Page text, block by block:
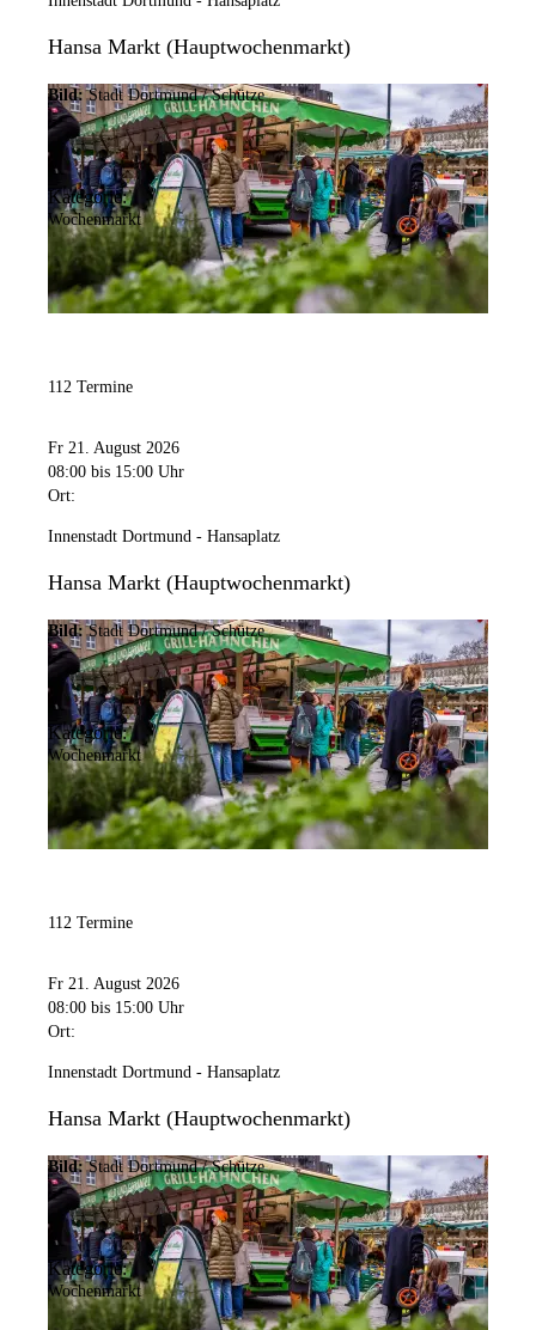
Hansa Markt (Hauptwochenmarkt)
Bild: Stadt Dortmund / Schütze
Kategorie:
Wochenmarkt
112 Termine
Fr 21. August 2026
08:00 bis 15:00 Uhr
Ort:
Innenstadt Dortmund - Hansaplatz
Hansa Markt (Hauptwochenmarkt)
Bild: Stadt Dortmund / Schütze
Kategorie:
Wochenmarkt
112 Termine
Fr 21. August 2026
08:00 bis 15:00 Uhr
Ort:
Innenstadt Dortmund - Hansaplatz
Hansa Markt (Hauptwochenmarkt)
Bild: Stadt Dortmund / Schütze
Kategorie:
Wochenmarkt